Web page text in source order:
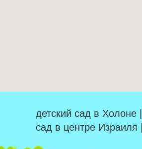
детский сад в
сад в центре Израиля |